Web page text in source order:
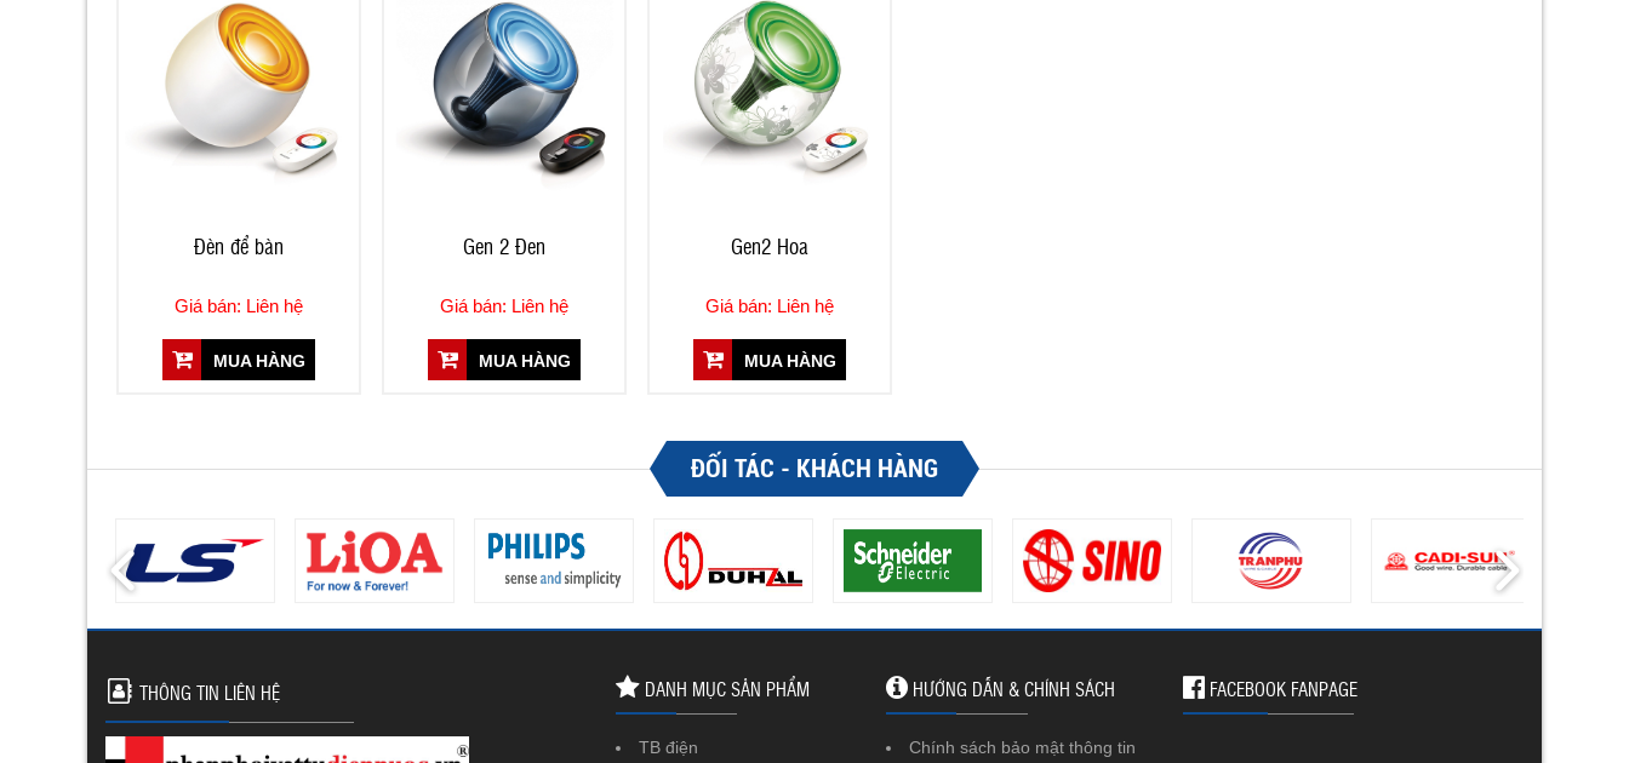
Đèn để bàn
Giá bán: Liên hệ
MUA HÀNG
Gen 2 Đen
Giá bán: Liên hệ
MUA HÀNG
Gen2 Hoa
Giá bán: Liên hệ
MUA HÀNG
ĐỐI TÁC - KHÁCH HÀNG
FACEBOOK FANPAGE
HƯỚNG DẪN & CHÍNH SÁCH
Chính sách bảo mật thông tin
DANH MỤC SẢN PHẨM
TB điện
THÔNG TIN LIÊN HỆ